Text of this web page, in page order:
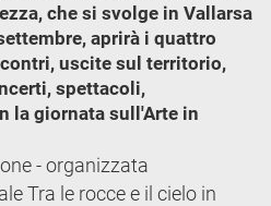
che si svolge in Vallarsa
aprirà i quattro
uscite sul territorio,
spettacoli,
la giornata sull'Arte in
- organizzata
Tra le rocce e il cielo in